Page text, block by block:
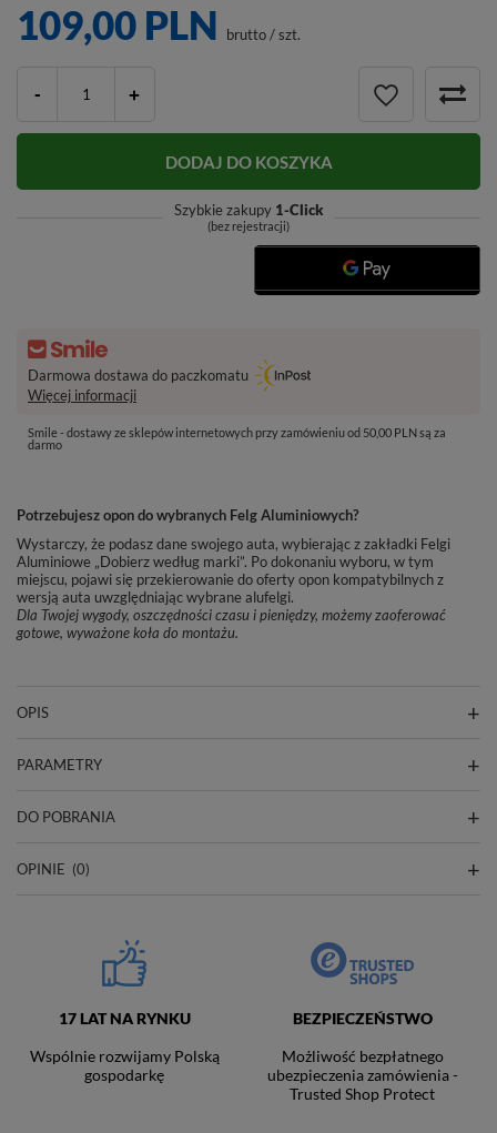
109,00 PLN brutto/szt.
- +
DODAJ DO KOSZYKA
Szybkie zakupy 1-Click
(bez rejestracji)
Darmowa dostawa do paczkomatu
Więcej informacji
Smile - dostawy ze sklepów internetowych przy zamówieniu od 50,00 PLN są za
darmo
Potrzebujesz opon do wybranych Felg Aluminiowych?
Wystarczy, że podasz dane swojego auta, wybierając z zakładki Felgi
Aluminiowe „Dobierz według marki”. Po dokonaniu wyboru, w tym
miejscu, pojawi się przekierowanie do oferty opon kompatybilnych z
wersją auta uwzględniając wybrane alufelgi.
Dla Twojej wygody, oszczędności czasu i pieniędzy, możemy zaoferować
gotowe, wyważone koła do montażu.
OPIS
PARAMETRY
DO POBRANIA
OPINIE (0)
17 LAT NA RYNKU
Wspólnie rozwijamy Polską
gospodarkę
BEZPIECZEŃSTWO
Możliwość bezpłatnego
ubezpieczenia zamówienia -
Trusted Shop Protect